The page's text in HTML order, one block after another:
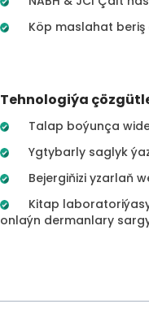
Köp maslahat
Tehnologiýa
Talap boýunça
Ygtybarly saglyk
Bejergiňizi yzarlaň
Kitap
onlaýn dermanlary